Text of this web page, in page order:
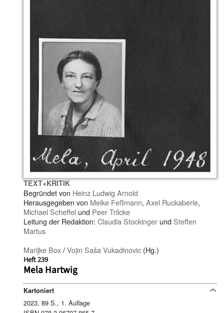
TEXT+KRITIK
Begründet von Heinz Ludwig Arnold
Herausgegeben von Meike Feßmann, Axel Ruckaberle,
Michael Scheffel und Peer Trilcke
Leitung der Redaktion: Claudia Stockinger undSteffen
Martus
Marijke Box/Vojin Saša Vukadinovic (Hg.)
Heft 239
Mela Hartwig
Kartoniert
2023, 89 S., 1. Auflage